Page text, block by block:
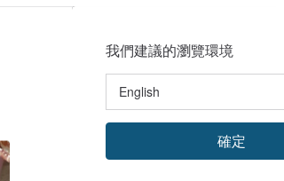
我們建議的瀏覽環境
確定